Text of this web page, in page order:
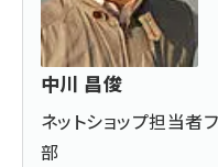
中川 昌俊
ネットショップ担当者
部